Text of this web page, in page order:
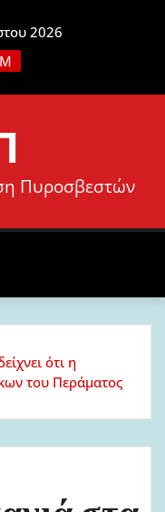
2026
Πυροσβεστών
ότι η
του Περάματος